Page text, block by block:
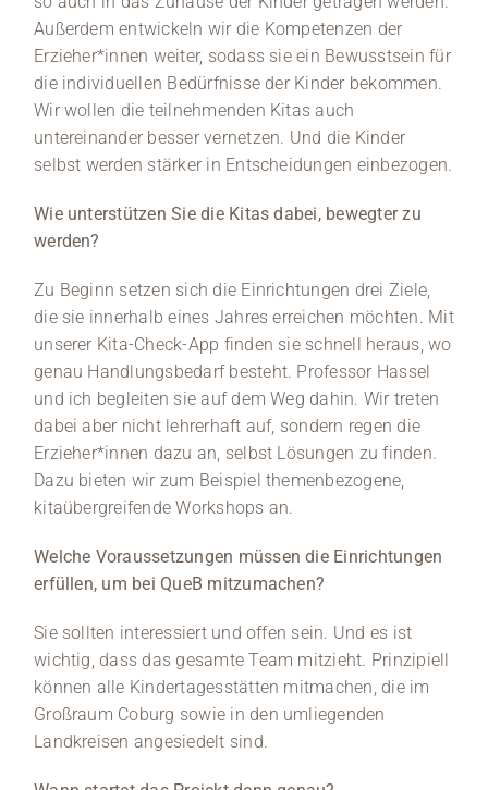
Außerdem entwickeln wir die Kompetenzen der
Erzieher*innen weiter, sodass sie ein Bewusstsein für
die individuellen Bedürfnisse der Kinder bekommen.
Wir wollen die teilnehmenden Kitas auch
untereinander besser vernetzen. Und die Kinder
selbst werden stärker in Entscheidungen einbezogen.
Wie unterstützen Sie die Kitas dabei, bewegter zu
werden?
Zu Beginn setzen sich die Einrichtungen drei Ziele,
die sie innerhalb eines Jahres erreichen möchten. Mit
unserer Kita-Check-App finden sie schnell heraus, wo
genau Handlungsbedarf besteht. Professor Hassel
und ich begleiten sie auf dem Weg dahin. Wir treten
dabei aber nicht lehrerhaft auf, sondern regen die
Erzieher*innen dazu an, selbst Lösungen zu finden.
Dazu bieten wir zum Beispiel themenbezogene,
kitaübergreifende Workshops an.
Welche Voraussetzungen müssen die Einrichtungen
erfüllen, um bei QueB mitzumachen?
Sie sollten interessiert und offen sein. Und es ist
wichtig, dass das gesamte Team mitzieht. Prinzipiell
können alle Kindertagesstätten mitmachen, die im
Großraum Coburg sowie in den umliegenden
Landkreisen angesiedelt sind.